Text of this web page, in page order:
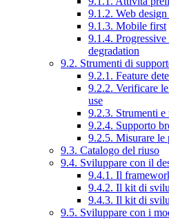
9.1.2. Web
9.1.3. Mobile first
9.1.4.
degradation
9.2. Strumenti di
9.2.1. Feature
9.2.2. Verificare
use
9.2.3. Strumenti e
9.2.4. Supporto
9.2.5. Misurare le
9.3. Catalogo del riuso
9.4. Sviluppare con il
9.4.1. Il
9.4.2. Il kit di
9.4.3. Il kit di
9.5. Sviluppare con i